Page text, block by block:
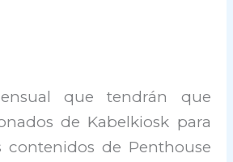
que tendrán que
de Kabelkiosk para
contenidos de Penthouse